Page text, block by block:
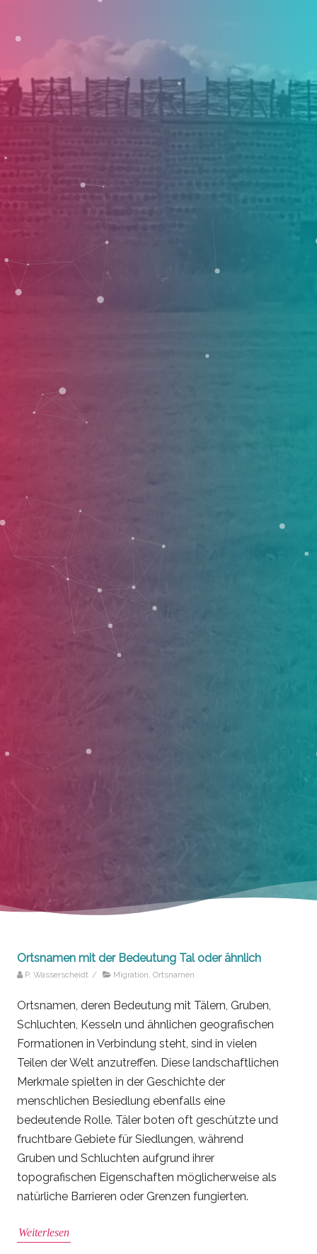
Ortsnamen mit der Bedeutung Tal oder ähnlich
P. Wasserscheidt / Migration, Ortsnamen
Ortsnamen, deren Bedeutung mit Tälern, Gruben,
Schluchten, Kesseln und ähnlichen geografischen
Formationen in Verbindung steht, sind in vielen
Teilen der Welt anzutreffen. Diese landschaftlichen
Merkmale spielten in der Geschichte der
menschlichen Besiedlung ebenfalls eine
bedeutende Rolle. Täler boten oft geschützte und
fruchtbare Gebiete für Siedlungen, während
Gruben und Schluchten aufgrund ihrer
topografischen Eigenschaften möglicherweise als
natürliche Barrieren oder Grenzen fungierten.
Weiterlesen